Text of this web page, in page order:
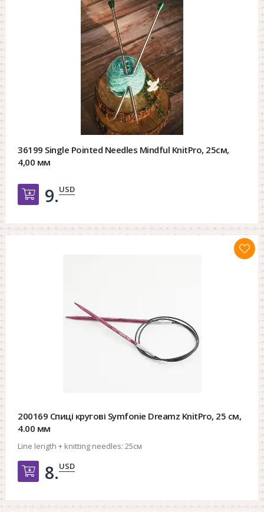
36199 Single Pointed Needles Mindful KnitPro, 25см,
4,00 мм
Добавить в корзину
9.USD
200169 Спиці кругові Symfonie Dreamz KnitPro, 25 см,
4.00 мм
Line length + knitting needles: 25см
Добавить в корзину
8.USD